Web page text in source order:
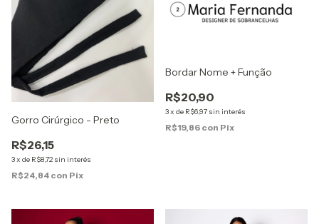
Gorro Cirúrgico - Preto
R$26,15
3x de R$8,72 sin interés
R$24,84 con Pix
Bordar Nome + Função
R$20,90
3x de R$6,97 sin interés
R$19,86 con Pix